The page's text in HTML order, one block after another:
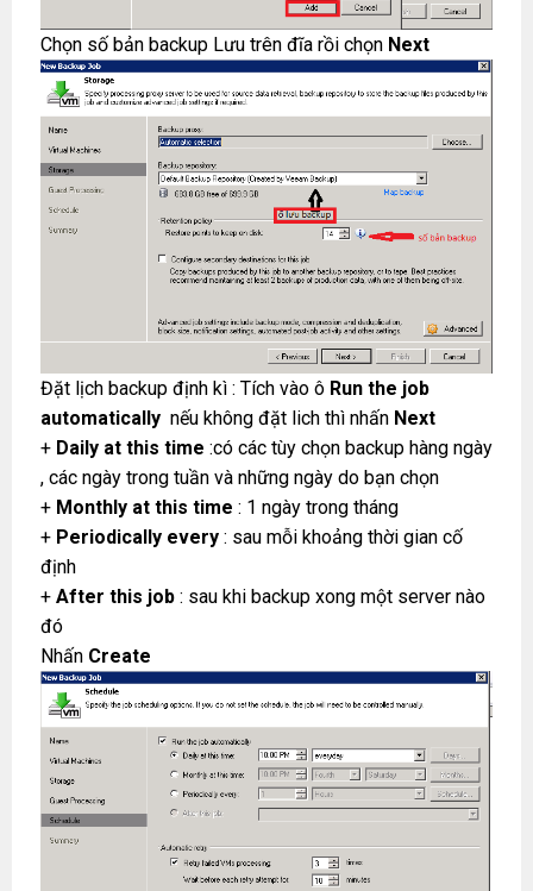
Chọn số bản backup Lưu trên đĩa rồi chọn Next
Đặt lịch backup định kì : Tích vào ô Run the job
automatically nếu không đặt lich thì nhấn Next
+ Daily at this time :có các tùy chọn backup hàng ngày
, các ngày trong tuần và những ngày do bạn chọn
+ Monthly at this time : 1 ngày trong tháng
+ Periodically every : sau mỗi khoảng thời gian cố
định
+ After this job : sau khi backup xong một server nào
đó
Nhấn Create